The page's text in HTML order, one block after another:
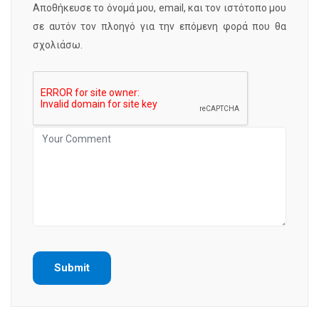
Αποθήκευσε το όνομά μου, email, και τον ιστότοπο μου
σε αυτόν τον πλοηγό για την επόμενη φορά που θα
σχολιάσω.